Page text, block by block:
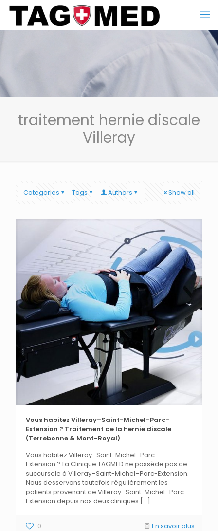
traitement hernie discale
Villeray
Categories Tags Authors Show all
Vous habitez Villeray–Saint-Michel–Parc-
Extension ? Traitement de la hernie discale
(Terrebonne & Mont-Royal)
Vous habitez Villeray–Saint-Michel–Parc-
Extension ? La Clinique TAGMED ne possède pas de
succursale à Villeray–Saint-Michel–Parc-Extension.
Nous desservons toutefois régulièrement les
patients provenant de Villeray–Saint-Michel–Parc-
Extension depuis nos deux cliniques […]
0 En savoir plus